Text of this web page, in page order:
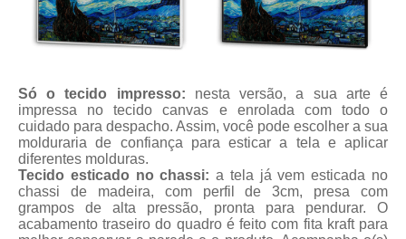
Só o tecido impresso: nesta versão, a sua arte é
impressa no tecido canvas e enrolada com todo o
cuidado para despacho. Assim, você pode escolher a sua
molduraria de confiança para esticar a tela e aplicar
diferentes molduras.
Tecido esticado no chassi: a tela já vem esticada no
chassi de madeira, com perfil de 3cm, presa com
grampos de alta pressão, pronta para pendurar. O
acabamento traseiro do quadro é feito com fita kraft para